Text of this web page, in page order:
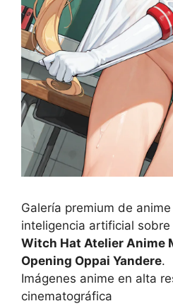
Galería premium de
inteligencia artificial sobre
Witch Hat Atelier Anime
Opening Oppai Yandere.
Imágenes anime en alta
cinematográfica